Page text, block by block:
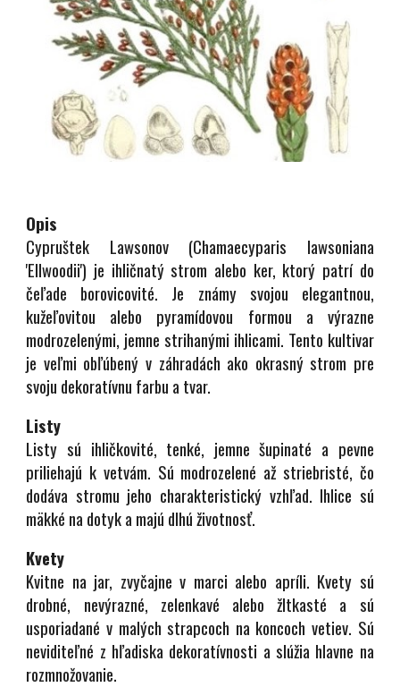
Opis
Cypruštek Lawsonov (Chamaecyparis lawsoniana
'Ellwoodii') je ihličnatý strom alebo ker, ktorý patrí do
čeľade borovicovité. Je známy svojou elegantnou,
kužeľovitou alebo pyramídovou formou a výrazne
modrozelenými, jemne strihanými ihlicami. Tento kultivar
je veľmi obľúbený v záhradách ako okrasný strom pre
svoju dekoratívnu farbu a tvar.
Listy
Listy sú ihličkovité, tenké, jemne šupinaté a pevne
priliehajú k vetvám. Sú modrozelené až striebristé, čo
dodáva stromu jeho charakteristický vzhľad. Ihlice sú
mäkké na dotyk a majú dlhú životnosť.
Kvety
Kvitne na jar, zvyčajne v marci alebo apríli. Kvety sú
drobné, nevýrazné, zelenkavé alebo žltkasté a sú
usporiadané v malých strapcoch na koncoch vetiev. Sú
neviditeľné z hľadiska dekoratívnosti a slúžia hlavne na
rozmnožovanie.